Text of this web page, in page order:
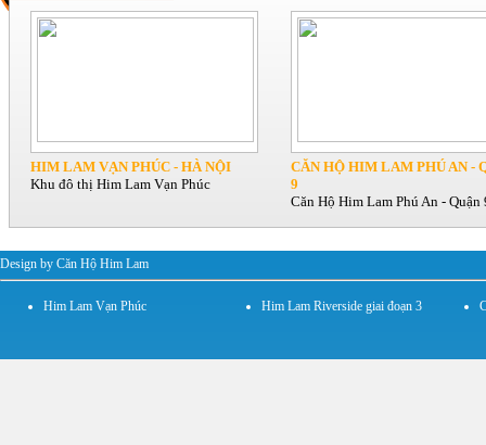
HIM LAM VẠN PHÚC - HÀ NỘI
Khu đô thị Him Lam Vạn Phúc
CĂN HỘ HIM LAM PHÚ AN -
9
Căn Hộ Him Lam Phú An - Quận
Design by Căn Hộ Him Lam
Him Lam Vạn Phúc Him Lam Riverside giai đoạn 3